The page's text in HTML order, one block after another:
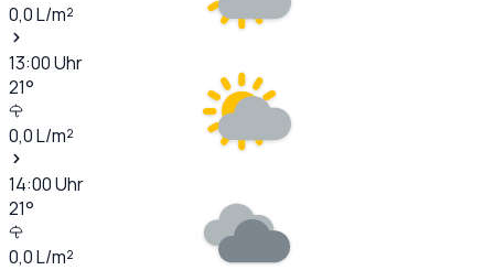
0,0L/m²
13:00Uhr
21°
0,0L/m²
14:00Uhr
21°
0,0L/m²